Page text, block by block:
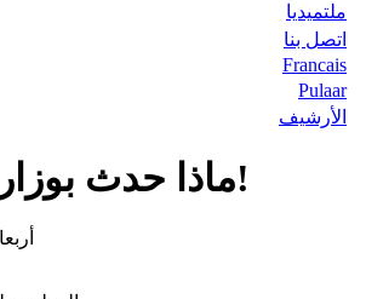
ملتميديا
اتصل بنا
Francais
Pulaar
الأرشيف
ماذا حدث بوزارة الصحة ؟!
أربعاء, 2015/